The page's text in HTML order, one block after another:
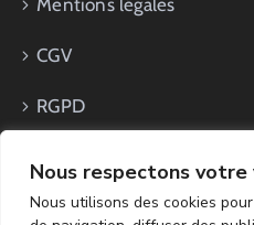
Nous respectons votre
Nous utilisons des cookies
Mentions légales
CGV
RGPD